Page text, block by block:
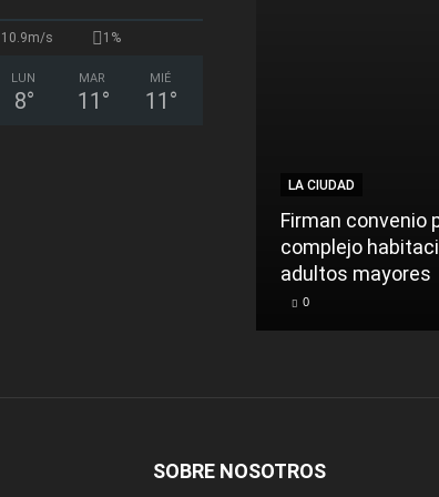
10.9m/s 1%
LUN
8°
MAR
11 °
MIÉ
11 °
LA CIUDAD
Firman convenio
complejo
adultos mayores
0
SOBRE NOSOTROS